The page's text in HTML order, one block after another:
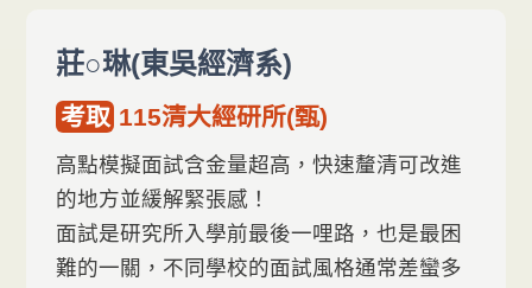
莊○琳(東吳經濟系)
考取 115清大經研所(甄)
高點模擬面試含金量超高，快速釐清可改進
的地方並緩解緊張感！
面試是研究所入學前最後一哩路，也是最困
難的一關，不同學校的面試風格通常差蠻多